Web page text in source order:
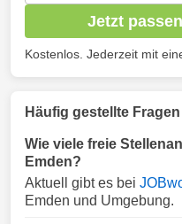
Jetzt
Kostenlos. Jederzeit mit
Häufig gestellte Fragen
Wie viele freie
Emden?
Aktuell gibt es bei
Emden und Umgebung.